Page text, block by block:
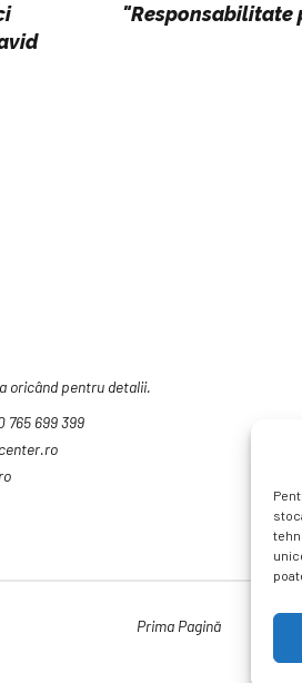
"Responsabilitate
oricând pentru detalii.
765 699 399
Prima Pagină